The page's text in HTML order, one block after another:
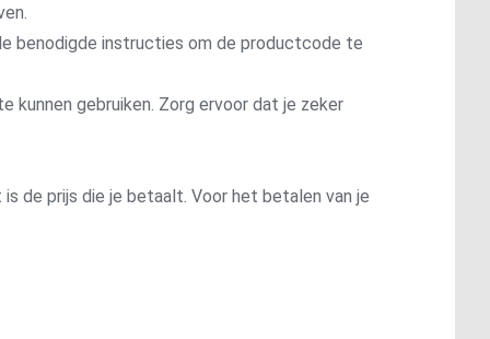
benodigde instructies om de productcode te
kunnen gebruiken. Zorg ervoor dat je zeker
de prijs die je betaalt. Voor het betalen van je